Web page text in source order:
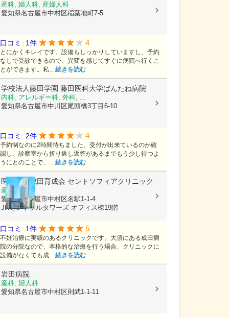
産科, 婦人科, 産婦人科
愛知県名古屋市中村区稲葉地町7-5
口コミ: 1件 4
とにかくキレイです。設備もしっかりしていますし、予約
なしで受診できるので、異変を感じてすぐに病院へ行くこ
とができます。私... 続きを読む
学校法人藤田学園 藤田医科大学ばんたね病院
内科, アレルギー科, 外科, ...
愛知県名古屋市中川区尾頭橋3丁目6-10
口コミ: 2件 4
予約制なのに2時間待ちました。受付が出来ているのか確
認し、診察室から折り返し返答があるまでもう少し待つよ
うにとのことで、... 続きを読む
医療法人成田育成会 セントソフィアクリニック
産婦人科
愛知県名古屋市中村区名駅1-1-4
JRセントラルタワーズ オフィス棟19階
口コミ: 1件 5
不妊治療に実績のあるクリニックです。大須にある成田病
院の分院なので、本格的な治療を行う場合、クリニックに
設備がなくても成... 続きを読む
岩田病院
産科, 婦人科
愛知県名古屋市中村区則武1-1-11